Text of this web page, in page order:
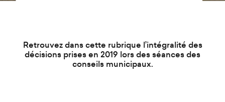
d
Retrouvez dans cette rubrique l’intégralité des
décisions prises en 2019 lors des séances des
conseils municipaux.